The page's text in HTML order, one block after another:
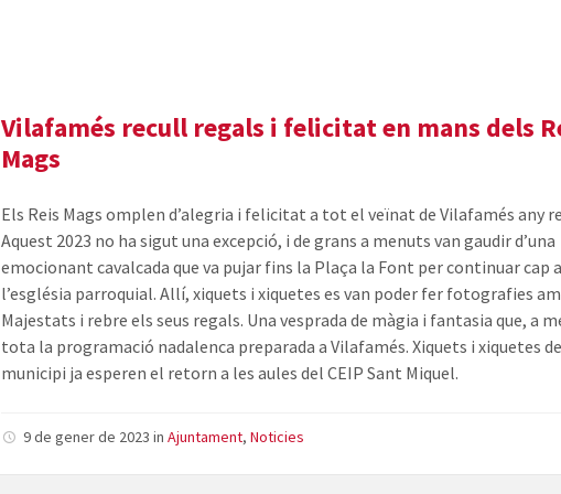
Vilafamés recull regals i felicitat en mans dels
Mags
Els Reis Mags omplen d’alegria i felicitat a tot el veïnat de Vilafamés any
Aquest 2023 no ha sigut una excepció, i de grans a menuts van gaudir d’una
emocionant cavalcada que va pujar fins la Plaça la Font per continuar cap a
l’església parroquial. Allí, xiquets i xiquetes es van poder fer fotografies
Majestats i rebre els seus regals. Una vesprada de màgia i fantasia que, a
tota la programació nadalenca preparada a Vilafamés. Xiquets i xiquetes
municipi ja esperen el retorn a les aules del CEIP Sant Miquel.
9 de gener de 2023inAjuntament,Noticies